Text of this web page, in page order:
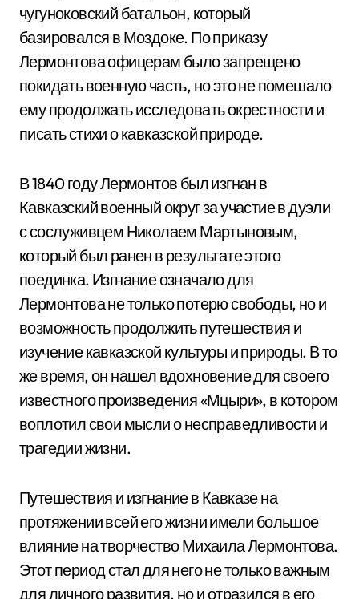
чугуноковский батальон, который
базировался в Моздоке. По приказу
Лермонтова офицерам было запрещено
покидать военную часть, но это не помешало
ему продолжать исследовать окрестности и
писать стихи о кавказской природе.
В 1840 году Лермонтов был изгнан в
Кавказский военный округ за участие в дуэли
с сослуживцем Николаем Мартыновым,
который был ранен в результате этого
поединка. Изгнание означало для
Лермонтова не только потерю свободы, но и
возможность продолжить путешествия и
изучение кавказской культуры и природы. В то
же время, он нашел вдохновение для своего
известного произведения «Мцыри», в котором
воплотил свои мысли о несправедливости и
трагедии жизни.
Путешествия и изгнание в Кавказе на
протяжении всей его жизни имели большое
влияние на творчество Михаила Лермонтова.
Этот период стал для него не только важным
для личного развития, но и отразился в его